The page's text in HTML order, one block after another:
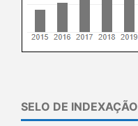
SELO DE INDEXAÇÃO